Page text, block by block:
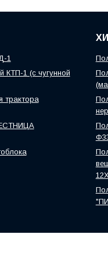
1
КТП-1 (с чугунной
трактора